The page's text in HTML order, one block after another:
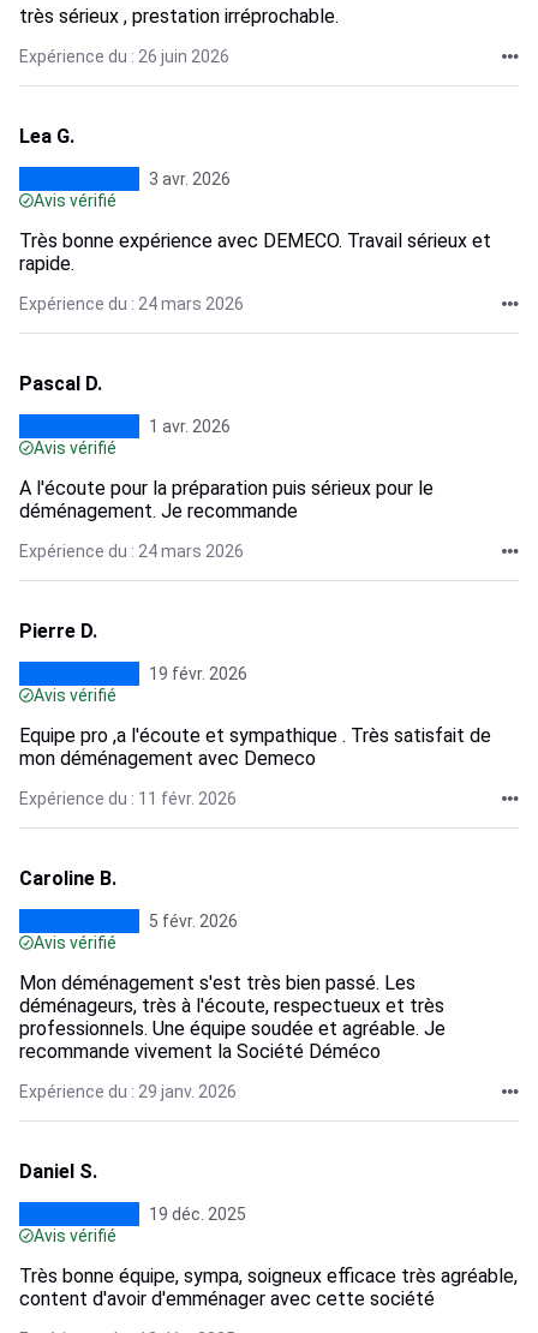
très sérieux , prestation irréprochable.
Expérience du : 26 juin 2026
Lea G.
3 avr. 2026
Avis vérifié
Très bonne expérience avec DEMECO. Travail sérieux et
rapide.
Expérience du : 24 mars 2026
Pascal D.
1 avr. 2026
Avis vérifié
A l'écoute pour la préparation puis sérieux pour le
déménagement. Je recommande
Expérience du : 24 mars 2026
Pierre D.
19 févr. 2026
Avis vérifié
Equipe pro ,a l'écoute et sympathique . Très satisfait de
mon déménagement avec Demeco
Expérience du : 11 févr. 2026
Caroline B.
5 févr. 2026
Avis vérifié
Mon déménagement s'est très bien passé. Les
déménageurs, très à l'écoute, respectueux et très
professionnels. Une équipe soudée et agréable. Je
recommande vivement la Société Déméco
Expérience du : 29 janv. 2026
Daniel S.
19 déc. 2025
Avis vérifié
Très bonne équipe, sympa, soigneux efficace très agréable,
content d'avoir d'emménager avec cette société